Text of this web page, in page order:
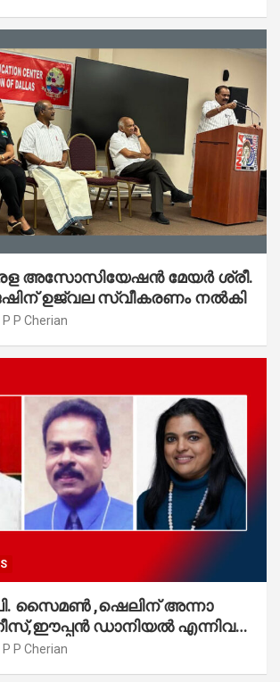
അസോസിയേഷൻ മേയർ ശ്രീ.
വി. വി. രാജേഷിന് ഉജ്വല സ്വീകരണം നൽകി
P P Cherian
സൈമൺ ,ഷെലിന് അന്നാ
ഡാനിയൽ എന്നിവർ
P P Cherian